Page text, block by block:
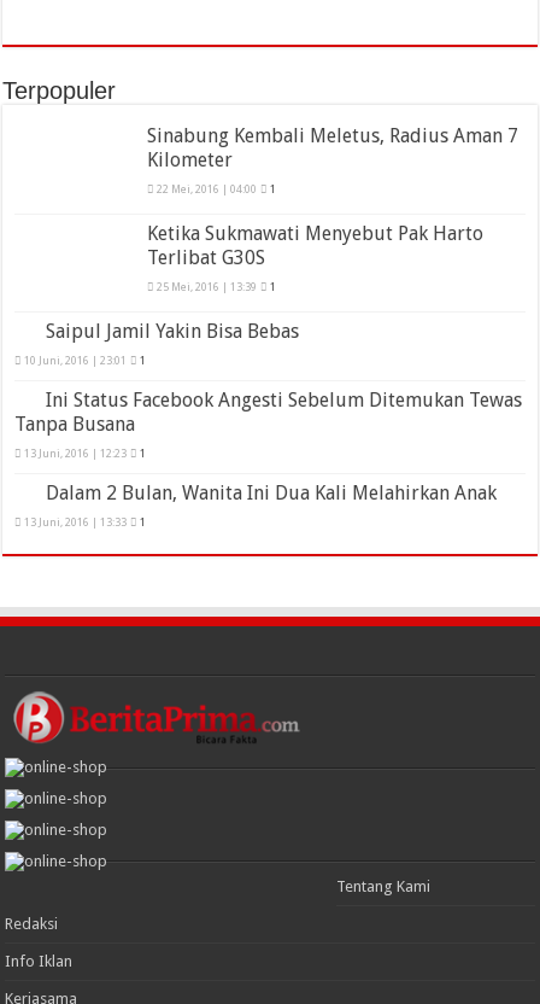
Terpopuler
Sinabung Kembali Meletus, Radius Aman 7
Kilometer
22 Mei, 2016 | 04:00 1
Ketika Sukmawati Menyebut Pak Harto
Terlibat G30S
25 Mei, 2016 | 13:39 1
Saipul Jamil Yakin Bisa Bebas
10 Juni, 2016 | 23:01 1
Ini Status Facebook Angesti Sebelum Ditemukan Tewas
Tanpa Busana
13 Juni, 2016 | 12:23 1
Dalam 2 Bulan, Wanita Ini Dua Kali Melahirkan Anak
13 Juni, 2016 | 13:33 1
Tentang Kami
Redaksi
Info Iklan
Kerjasama